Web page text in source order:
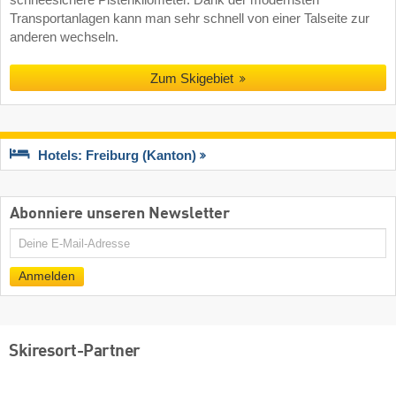
Transportanlagen kann man sehr schnell von einer Talseite zur
anderen wechseln.
Zum Skigebiet
Hotels: Freiburg (Kanton)
Abonniere unseren Newsletter
E-
Anmelden
Skiresort-Partner